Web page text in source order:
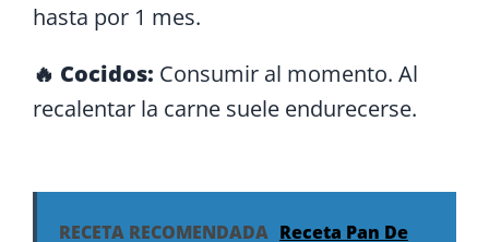
hasta por 1 mes.
🔥 Cocidos: Consumir al momento. Al
recalentar la carne suele endurecerse.
RECETA RECOMENDADA Receta Pan De